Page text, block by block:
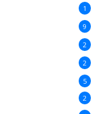
1
9
2
2
5
2